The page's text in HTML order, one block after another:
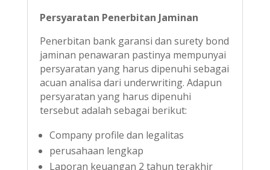
Persyaratan Penerbitan Jaminan
Penerbitan bank garansi dan surety bond
jaminan penawaran pastinya mempunyai
persyaratan yang harus dipenuhi sebagai
acuan analisa dari underwriting. Adapun
persyaratan yang harus dipenuhi
tersebut adalah sebagai berikut:
Company profile dan legalitas
perusahaan lengkap
Laporan keuangan 2 tahun terakhir